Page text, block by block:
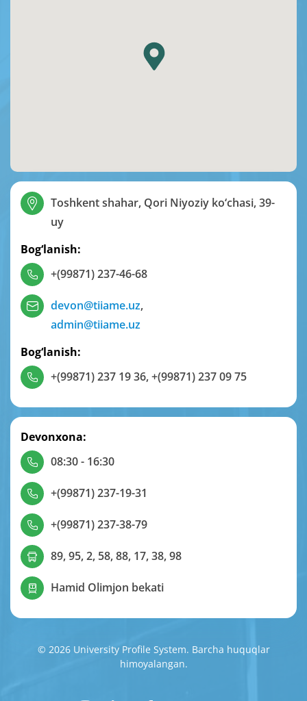
Toshkent shahar, Qori Niyoziy ko‘chasi, 39-
uy
Bog‘lanish:
+(99871) 237-46-68
devon@tiiame.uz,
admin@tiiame.uz
Bog‘lanish:
+(99871) 237 19 36,+(99871) 237 09 75
Devonxona:
08:30 - 16:30
+(99871) 237-19-31
+(99871) 237-38-79
89, 95, 2, 58, 88, 17, 38, 98
Hamid Olimjon bekati
© 2026 University Profile System. Barcha huquqlar
himoyalangan.